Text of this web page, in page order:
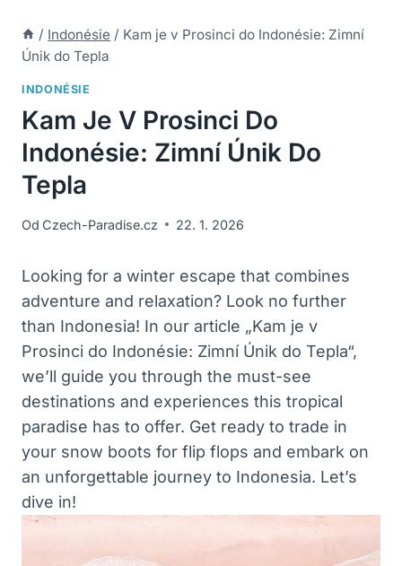
/ Indonésie / Kam je v Prosinci do Indonésie: Zimní
Únik do Tepla
INDONÉSIE
Kam Je V Prosinci Do
Indonésie: Zimní Únik Do
Tepla
Od Czech-Paradise.cz 22. 1. 2026
Looking for a winter escape that combines
adventure and relaxation? Look no further
than Indonesia! In our article „Kam je v
Prosinci do Indonésie: Zimní Únik do Tepla“,
we’ll guide you through the must-see
destinations and experiences this tropical
paradise has to offer. Get ready to trade in
your snow boots for flip flops and embark on
an unforgettable journey to Indonesia. Let’s
dive in!